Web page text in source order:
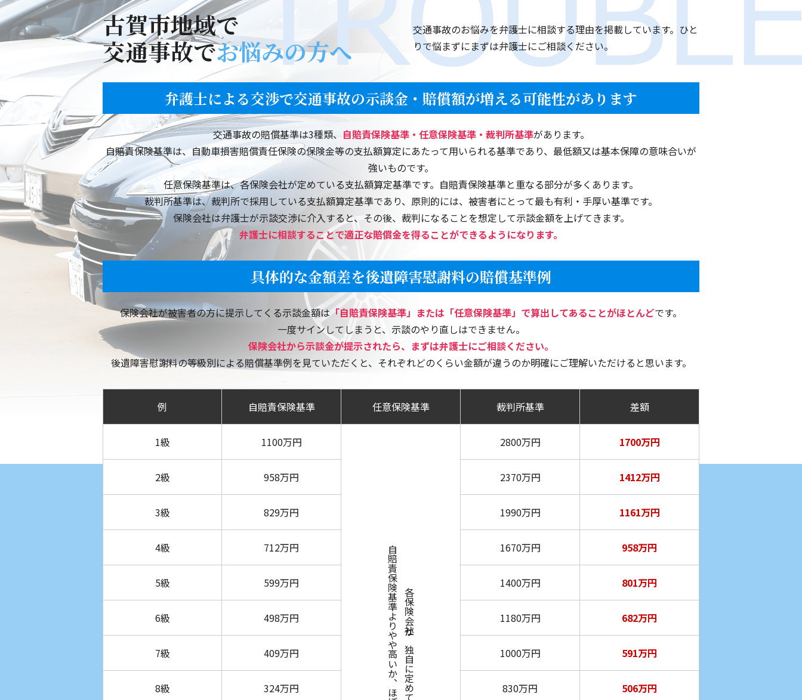
佐賀県佐賀市 【佐賀県佐賀市】とても親身になって対応していただいたので安心して相談できました。
福岡市城南区 【福岡市城南区】迅速に対応して頂きとても助かりました。
【福岡市東区】思った以上に慰謝料も入り、大変満足しております。
福岡市東区 【福岡市東区】長い間や大変お世話になりました。
福岡市東区 【福岡市東区】中谷先生、お忙しいなか大変お世話になりました。
福岡市西区
【福岡市西区】利益の見込めない事故で、お引き受けいただき本当にありがとうござい
ました。
福岡県朝倉市 【福岡県朝倉市】最初に会って詳しく説明して頂きました。
福岡県糸島市 【福岡県糸島市】丁寧なご説明、ありがとうございました。
【福岡県春日市】わからない事に親切、丁寧にお答えいただきました。
【福岡市東区】交通事故損害賠償請求に対して、大変お世話になりました。
【佐賀県佐賀市】とても親身になって対応していただいたので安心して相談できました。
福岡市城南区 【福岡市城南区】迅速に対応して頂きとても助かりました。
古賀市地域で
交通事故でお悩みの方へ
交通事故のお悩みを弁護士に相談する理由を掲載しています。ひと
りで悩まずにまずは弁護士にご相談ください。
弁護士による交渉で交通事故の示談金・賠償額が増える可能性があります
交通事故の賠償基準は3種類、 自賠責保険基準・任意保険基準・裁判所基準があります。
自賠責保険基準は、自動車損害賠償責任保険の保険金等の支払額算定にあたって用いられる基準であり、最低額又は基本保障の意味合いが
強いものです。
任意保険基準は、各保険会社が定めている支払額算定基準です。自賠責保険基準と重なる部分が多くあります。
裁判所基準は、裁判所で採用している支払額算定基準であり、原則的には、被害者にとって最も有利・手厚い基準です。
保険会社は弁護士が示談交渉に介入すると、その後、裁判になることを想定して示談金額を上げてきます。
弁護士に相談することで適正な賠償金を得ることができるようになります。
具体的な金額差を後遺障害慰謝料の賠償基準例
保険会社が被害者の方に提示してくる示談金額は「自賠責保険基準」または「任意保険基準」で算出してあることがほとんどです。
一度サインしてしまうと、示談のやり直しはできません。
保険会社から示談金が提示されたら、まずは弁護士にご相談ください。
後遺障害慰謝料の等級別による賠償基準例を見ていただくと、それぞれどのくらい金額が違うのか明確にご理解いただけると思います。
例 自賠責保険基準 任意保険基準 裁判所基準 差額
1級 1100万円 2800万円 1700万円
2級 958万円 2370万円 1412万円
3級 829万円 1990万円 1161万円
4級 712万円 1670万円 958万円
5級 599万円 1400万円 801万円
6級 498万円 1180万円 682万円
7級 409万円 1000万円 591万円
8級 324万円 830万円 506万円